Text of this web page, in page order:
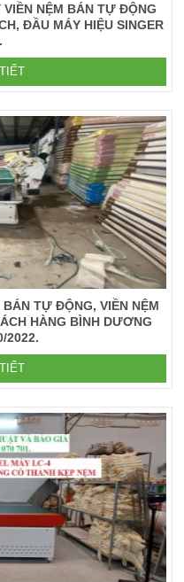
VIỀN NỆM BÁN TỰ ĐỘNG
ĐẦU MÁY HIỆU SINGER
BÁN TỰ ĐỘNG, VIỀN NỆM
HÀNG BÌNH DƯƠNG
2022.